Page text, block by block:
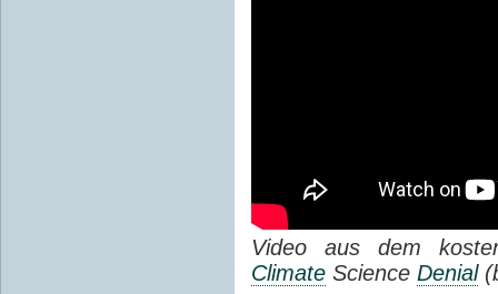
Video aus dem
Climate Science Denial